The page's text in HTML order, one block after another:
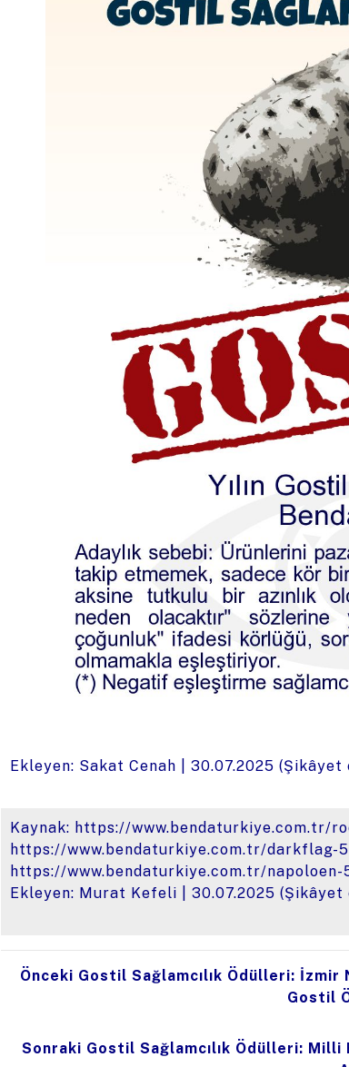
Ekleyen: Sakat Cenah | 30.07.2025 (Şikâyet
Kaynak: https://www.bendaturkiye.com.tr/
https://www.bendaturkiye.com.tr/darkflag-
https://www.bendaturkiye.com.tr/napoloen-
Ekleyen: Murat Kefeli | 30.07.2025 (Şikâyet
Önceki Gostil Sağlamcılık Ödülleri: İzmir
Gostil
Sonraki Gostil Sağlamcılık Ödülleri: Milli